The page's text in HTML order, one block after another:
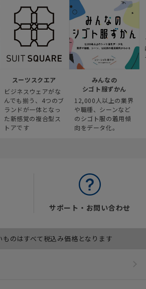
スーツスクエア
ビジネスウェアがな
んでも揃う、4つのブ
ランドが一体となっ
た新感覚の複合型ス
トアです
みんなの
シゴト服ずかん
12,000人以上の業界
や職種、シーンなど
のシゴト服の着用傾
向をデータ化。
サポート・お問い合わせ
のはすべて税込み価格となります